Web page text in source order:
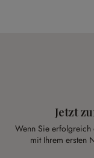
Jetzt
Wenn Sie erfolgreich
mit Ihrem ersten